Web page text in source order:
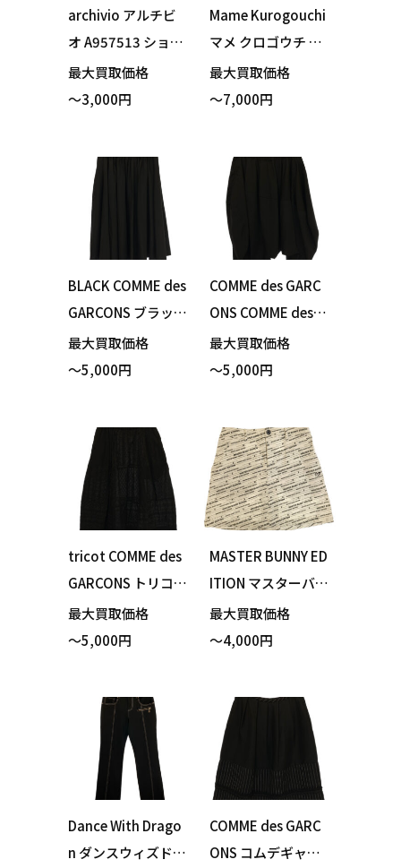
archivio アルチビ
オ A957513 ショー
トパンツ ホワイト
サイズ40 買い取り
最大買取価格
～3,000円
Mame Kurogouchi
マメ クロゴウチ M
M19AW-PT058 パ
ンツ ネイビー サイ
最大買取価格
～7,000円
BLACK COMME des
GARCONS ブラック
コムデギャルソン 1
I-S002 スカート ブ
最大買取価格
～5,000円
COMME des GARC
ONS COMME des G
ARCONS コムデギ
ャルソン RH-P009
い取りました！
最大買取価格
～5,000円
tricot COMME des
GARCONS トリコ
コムデギャルソン T
A-S031 スカート ブ
最大買取価格
～5,000円
MASTER BUNNY ED
ITION マスターバニ
ーエディション 75
9-0234906 バイヤ
サイズ1 買い取りま
した！
最大買取価格
～4,000円
Dance With Drago
n ダンスウィズドラ
COMME des GARC
ONS コムデギャル